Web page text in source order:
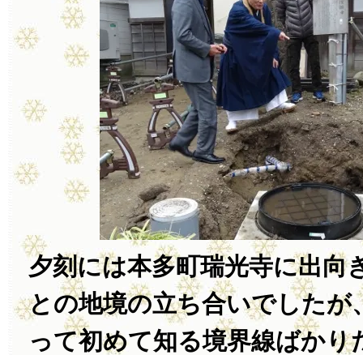
夕刻には本多町瑞光寺に出向
との地境の立ち合いでしたが
って初めて知る境界線ばかり